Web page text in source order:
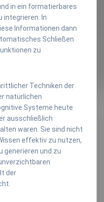
in ein formatierbares
In
Informationen dann
Schließen
zu
Techniken der
natürlichen
Systeme heute
ausschließlich
waren. Sie sind nicht
effektiv zu nutzen,
generieren und zu
der